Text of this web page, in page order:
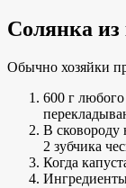
Солянка
Обычно хозяйки
600 г любого
В сковороду
2 зубчика
Когда